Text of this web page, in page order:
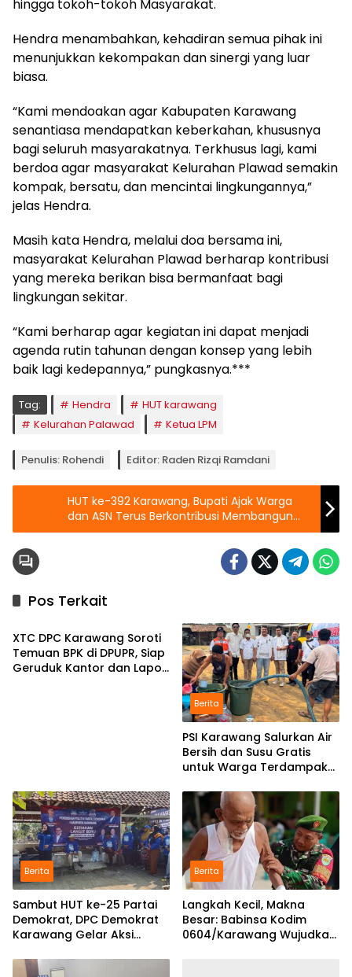
hingga tokoh-tokoh Masyarakat.
Hendra menambahkan, kehadiran semua pihak ini
menunjukkan kekompakan dan sinergi yang luar
biasa.
“Kami mendoakan agar Kabupaten Karawang
senantiasa mendapatkan keberkahan, khususnya
bagi seluruh masyarakatnya. Terkhusus lagi, kami
berdoa agar masyarakat Kelurahan Plawad semakin
kompak, bersatu, dan mencintai lingkungannya,”
jelas Hendra.
Masih kata Hendra, melalui doa bersama ini,
masyarakat Kelurahan Plawad berharap kontribusi
yang mereka berikan bisa bermanfaat bagi
lingkungan sekitar.
“Kami berharap agar kegiatan ini dapat menjadi
agenda rutin tahunan dengan konsep yang lebih
baik lagi kedepannya,” pungkasnya.***
Tag: Hendra
HUT karawang
Kelurahan Palawad
Ketua LPM
Penulis: Rohendi Editor: Raden Rizqi Ramdani
HUT ke-392 Karawang, Bupati Ajak Warga
dan ASN Terus Berkontribusi Membangun
Daerah
Pos Terkait
Berita
XTC DPC Karawang Soroti
Temuan BPK di DPUPR, Siap
Geruduk Kantor dan Lapor
Berita
PSI Karawang Salurkan Air
Bersih dan Susu Gratis
untuk Warga Terdampak
Selatan
Berita
Sambut HUT ke-25 Partai
Demokrat, DPC Demokrat
Karawang Gelar Aksi
Ciampel
Berita
Langkah Kecil, Makna
Besar: Babinsa Kodim
0604/Karawang Wujudkan